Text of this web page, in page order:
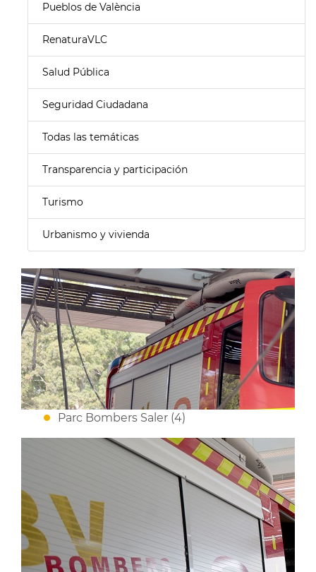
Pueblos de València
RenaturaVLC
Salud Pública
Seguridad Ciudadana
Todas las temáticas
Transparencia y participación
Turismo
Urbanismo y vivienda
Parc Bombers Saler (4)